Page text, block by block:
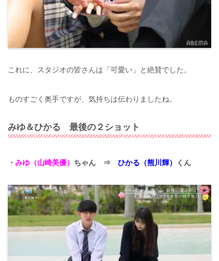
これに、スタジオの皆さんは「可愛い」と絶賛でした。
ものすごく奥手ですが、気持ちは伝わりましたね。
みゆ＆ひかる 最後の２ショット
・ みゆ（山崎美優） ちゃん ⇒ ひかる（熊川輝） くん